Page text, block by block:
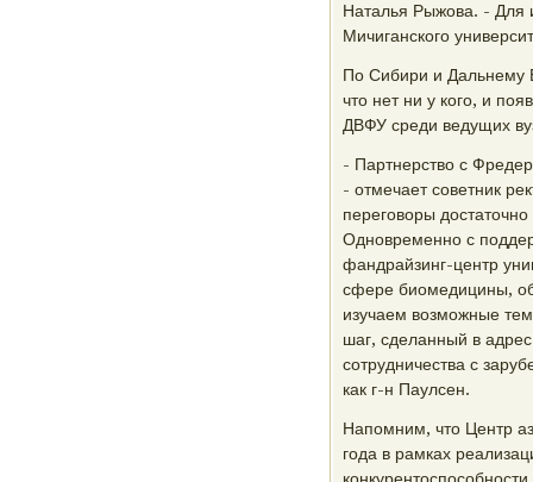
Наталья Рыжова. - Для
Мичиганского
По Сибири и Дальнему
что нет ни у кого, и
ДВФУ среди ведущих
- Партнерство с
- отмечает советник
переговоры
Одновременно с
фандрайзинг-центр
сфере биомедицины,
изучаем возможные
шаг, сделанный в
сотрудничества с
как г-н Паулсен.
Напомним, что Центр
года в рамках